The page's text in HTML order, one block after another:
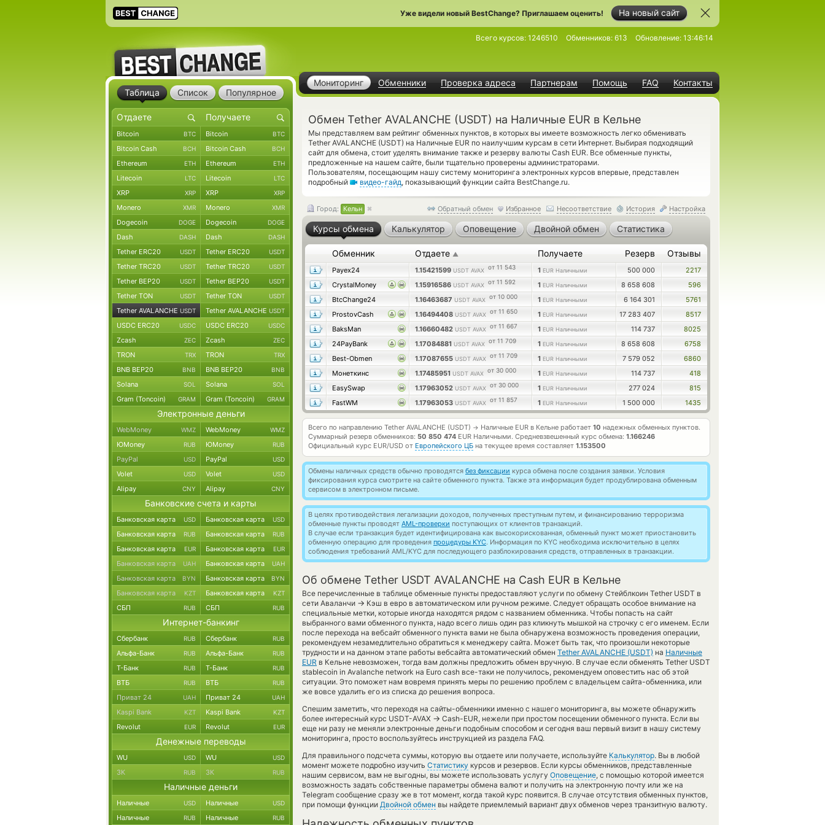
На новый сайт
Уже видели новый BestChange? Приглашаем оценить!
Мониторинг Обменники Проверка адреса Партнерам Помощь FAQ Контакты
Всего курсов: 1246510 Обменников: 613 Обновление: 13:46:14
Обмен Tether AVALANCHE (USDT) на Наличные EUR в Кельне
Мы представляем вам рейтинг обменных пунктов, в которых вы имеете возможность легко обменивать
Tether AVALANCHE (USDT) на Наличные EUR по наилучшим курсам в сети Интернет. Выбирая подходящий
сайт для обмена, стоит уделять внимание также и резерву валюты Cash EUR. Все обменные пункты,
предложенные на нашем сайте, были тщательно проверены администраторами.
Пользователям, посещающим нашу систему мониторинга электронных курсов впервые, представлен
подробный
видео-гайд, показывающий функции сайта BestChange.ru.
Обратный обмен Избранное Несоответствие История Настройка
Город: Кельн
Курсы обмена Калькулятор Оповещение Двойной обмен Статистика
Обменник Отдаете ▲ Получаете Резерв Отзывы
Payex24 1.15421599 USDT AVAX от 11 543 1 EUR Наличными 500 000
2217
CrystalMoney
1.15916586 USDT AVAX от 11 592 1 EUR Наличными 8 658 608
596
BtcChange24
1.16463687 USDT AVAX от 10 000 1 EUR Наличными 6 164 301
5761
ProstovCash
1.16494408 USDT AVAX от 11 650 1 EUR Наличными 17 283 407
8517
BaksMan
1.16660482 USDT AVAX от 11 667 1 EUR Наличными 114 737
8025
24PayBank
1.17084881 USDT AVAX от 11 709 1 EUR Наличными 8 658 608
6758
Best-Obmen
1.17087655 USDT AVAX от 11 709 1 EUR Наличными 7 579 052
6860
Монеткинс
1.17485951 USDT AVAX от 30 000 1 EUR Наличными 114 737
418
EasySwap
1.17963052 USDT AVAX от 30 000 1 EUR Наличными 277 024
815
FastWM
1.17963053 USDT AVAX от 11 857 1 EUR Наличными 1 500 000 1435
Всего по направлению Tether AVALANCHE (USDT) → Наличные EUR в Кельне работает 10 надежных обменных пунктов.
Суммарный резерв обменников: 50 850 474 EUR Наличными. Средневзвешенный курс обмена: 1.166246
Официальный курс EUR/USD от Европейского ЦБ на текущее время составляет 1.153500
Обмены наличных средств обычно проводятся без фиксации курса обмена после создания заявки. Условия
фиксирования курса смотрите на сайте обменного пункта. Также эта информация будет продублирована обменным
сервисом в электронном письме.
В целях противодействия легализации доходов, полученных преступным путем, и финансированию терроризма
обменные пункты проводят AML-проверки поступающих от клиентов транзакций.
В случае если транзакция будет идентифицирована как высокорискованная, обменный пункт может приостановить
обменную операцию для проведения процедуры KYC. Информация по KYC необходима исключительно в целях
соблюдения требований AML/KYC для последующего разблокирования средств, отправленных в транзакции.
Об обмене Tether USDT AVALANCHE на Cash EUR в Кельне
Все перечисленные в таблице обменные пункты предоставляют услуги по обмену Стейблкоин Tether USDT в
сети Аваланчи → Кэш в евро в автоматическом или ручном режиме. Следует обращать особое внимание на
специальные метки, которые иногда находятся рядом с названием обменника. Чтобы попасть на сайт
выбранного вами обменного пункта, надо всего лишь один раз кликнуть мышкой на строчку с его именем. Если
после перехода на вебсайт обменного пункта вами не была обнаружена возможность проведения операции,
рекомендуем незамедлительно обратиться к менеджеру сайта. Может быть так, что произошли некоторые
трудности и на данном этапе работы вебсайта автоматический обмен Tether AVALANCHE (USDT) на Наличные
EUR в Кельне невозможен, тогда вам должны предложить обмен вручную. В случае если обменять Tether USDT
stablecoin in Avalanche network на Euro cash все-таки не получилось, рекомендуем оповестить нас об этой
ситуации. Это поможет нам вовремя принять меры по решению проблем с владельцем сайта-обменника, или
же вовсе удалить его из списка до решения вопроса.
Спешим заметить, что переходя на сайты-обменники именно с нашего мониторинга, вы можете обнаружить
более интересный курс USDT-AVAX → Cash-EUR, нежели при простом посещении обменного пункта. Если вы
еще ни разу не меняли электронные деньги подобным способом и сегодня ваш первый визит в нашу систему
мониторинга, просто воспользуйтесь инструкцией из раздела FAQ.
Для правильного подсчета суммы, которую вы отдаете или получаете, используйте Калькулятор. Вы в любой
момент можете подробно изучить Статистику курсов и резервов. Если курсы обменников, представленные
нашим сервисом, вам не выгодны, вы можете использовать услугу Оповещение, с помощью которой имеется
возможность задать собственные параметры обмена валют и получить на электронную почту или же на
Telegram сообщение сразу же в тот момент, когда такой курс появится. В случае отсутствия обменных пунктов,
при помощи функции Двойной обмен вы найдете приемлемый вариант двух обменов через транзитную валюту.
Таблица Список Популярное
Bitcoin BTC Bitcoin BTC
Bitcoin Cash BCH Bitcoin Cash BCH
Ethereum ETH Ethereum ETH
Litecoin LTC Litecoin LTC
XRP XRP XRP XRP
Monero XMR Monero XMR
Dogecoin DOGE Dogecoin DOGE
Dash DASH Dash DASH
Tether ERC20 USDT Tether ERC20 USDT
Tether TRC20 USDT Tether TRC20 USDT
Tether BEP20 USDT Tether BEP20 USDT
Tether TON USDT Tether TON USDT
Tether AVALANCHE USDT Tether AVALANCHE USDT
USDC ERC20 USDC USDC ERC20 USDC
Zcash ZEC Zcash ZEC
TRON TRX TRON TRX
BNB BEP20 BNB BNB BEP20 BNB
Solana SOL Solana SOL
Gram (Toncoin) GRAM Gram (Toncoin) GRAM
Электронные деньги
WebMoney WMZ WebMoney WMZ
ЮMoney RUB ЮMoney RUB
PayPal USD PayPal USD
Volet USD Volet USD
Alipay CNY Alipay CNY
Банковские счета и карты
Банковская карта USD Банковская карта USD
Банковская карта RUB Банковская карта RUB
Банковская карта EUR Банковская карта EUR
Банковская карта UAH Банковская карта UAH
Банковская карта BYN Банковская карта BYN
Банковская карта KZT Банковская карта KZT
СБП RUB СБП RUB
Интернет-банкинг
Сбербанк RUB Сбербанк RUB
Альфа-Банк RUB Альфа-Банк RUB
Т-Банк RUB Т-Банк RUB
ВТБ RUB ВТБ RUB
Приват 24 UAH Приват 24 UAH
Kaspi Bank KZT Kaspi Bank KZT
Revolut EUR Revolut EUR
Денежные переводы
WU USD WU USD
ЗК RUB ЗК RUB
Наличные деньги
Наличные USD Наличные USD
Наличные RUB Наличные RUB